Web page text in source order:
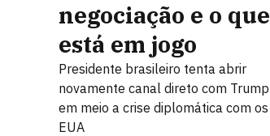
negociação e o que
está em jogo
Presidente brasileiro tenta abrir
novamente canal direto com Trump
em meio a crise diplomática com os
EUA